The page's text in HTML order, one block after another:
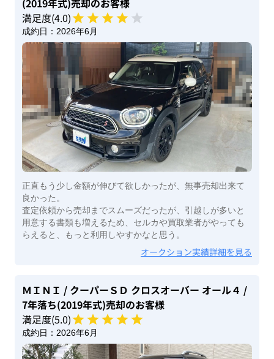
満足度(4.0)
成約日： 2026年6月
正直もう少し金額が伸びて欲しかったが、無事売却出来て
良かった。
査定依頼から売却までスムーズだったが、引越しが多いと
用意する書類も増えるため、セルカや買取業者がやっても
らえると、もっと利用しやすかなと思う。
オークション実績詳細を見る
ＭＩＮＩ / クーパーＳＤ クロスオーバー オール４ /
7年落ち(2019年式)売却のお客様
満足度(5.0)
成約日： 2026年6月